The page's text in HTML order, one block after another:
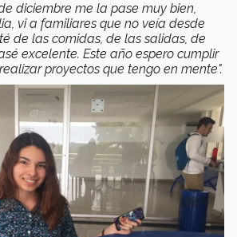
diciembre me la pase muy bien,
vi a familiares que no veía desde
de las comidas, de las salidas, de
excelente. Este año espero cumplir
proyectos que tengo en mente".